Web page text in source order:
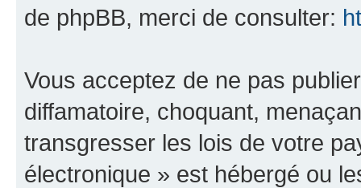
de phpBB, merci de consulter:
Vous acceptez de ne pas
diffamatoire, choquant,
transgresser les lois de votre
électronique » est hébergé ou